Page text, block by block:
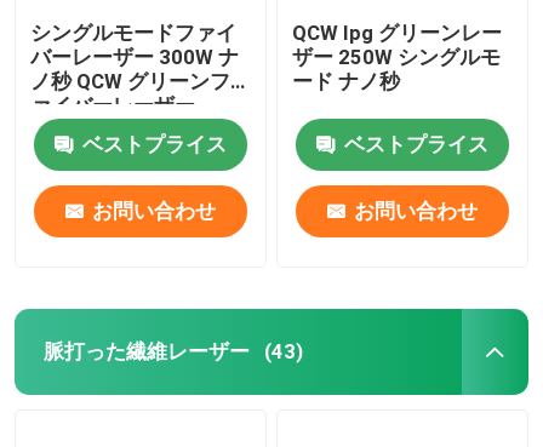
シングルモードファイ
バーレーザー 300W ナ
ノ秒 QCW グリーンフ
ァイバーレーザー
ベストプライス
お問い合わせ
QCW Ipg グリーンレー
ザー 250W シングルモ
ード ナノ秒
ベストプライス
お問い合わせ
脈打った繊維レーザー (43)